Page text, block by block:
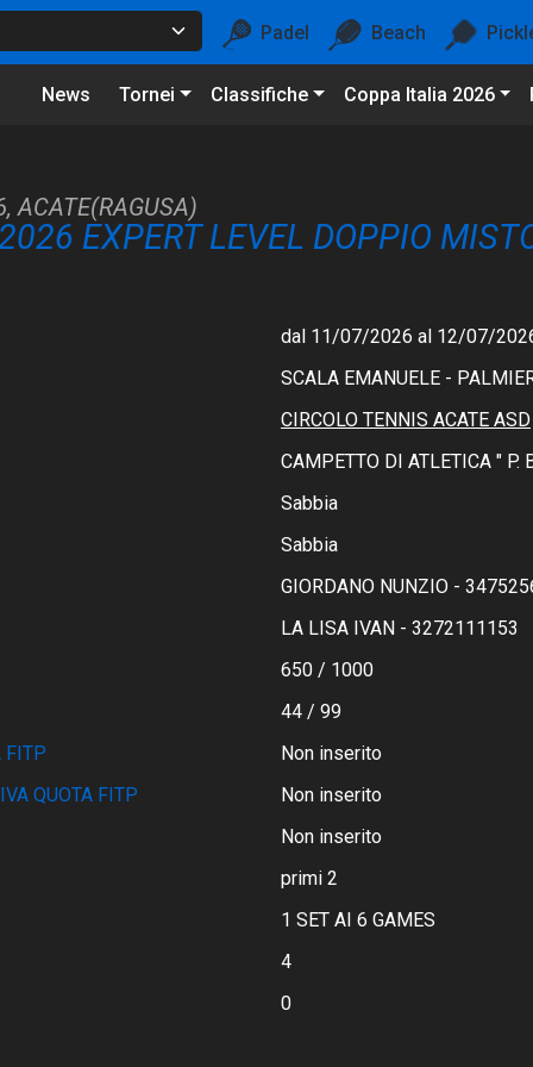
Padel Beach
News Tornei Classifiche Coppa Italia 2026
ACATE(RAGUSA)
EXPERT LEVEL DOPPIO
dal 11/07/2026 al 12/07/
SCALA EMANUELE -
CIRCOLO TENNIS ACATE ASD
CAMPETTO DI ATLETICA " P.
Sabbia
Sabbia
GIORDANO NUNZIO -
LA LISA IVAN - 3272111153
650 / 1000
44 / 99
FITP
Non inserito
QUOTA FITP
Non inserito
Non inserito
primi 2
1 SET AI 6 GAMES
4
0